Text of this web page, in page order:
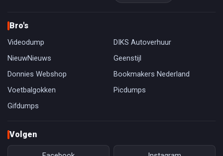
Bro's
Videodump
DIKS Autoverhuur
NieuwNieuws
Geenstijl
Donnies Webshop
Bookmakers Nederland
Voetbalgokken
Picdumps
Gifdumps
Volgen